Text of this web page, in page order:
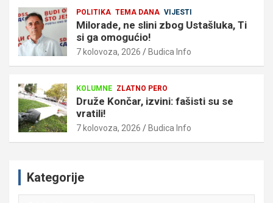
POLITIKA TEMA DANA VIJESTI
Milorade, ne slini zbog Ustašluka, Ti
si ga omogućio!
7 kolovoza, 2026 Budica Info
KOLUMNE ZLATNO PERO
Druže Končar, izvini: fašisti su se
vratili!
7 kolovoza, 2026 Budica Info
Kategorije